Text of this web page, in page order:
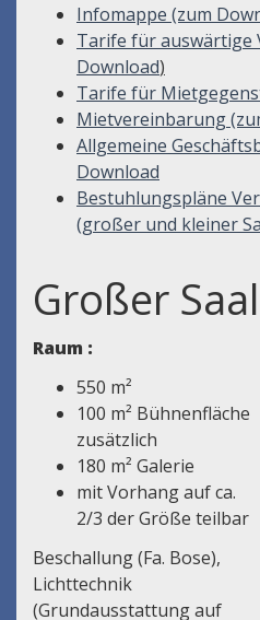
Infomappe (zum
Tarife für auswärtige
Download)
Tarife für
Mietvereinbarung
Allgemeine
Download
Bestuhlungspläne
(großer und kleiner
Großer
Raum :
550 m²
100 m² Bühnenfläche
zusätzlich
180 m² Galerie
mit Vorhang auf ca.
2/3 der Größe teilbar
Beschallung (Fa. Bose),
Lichttechnik
(Grundausstattung auf